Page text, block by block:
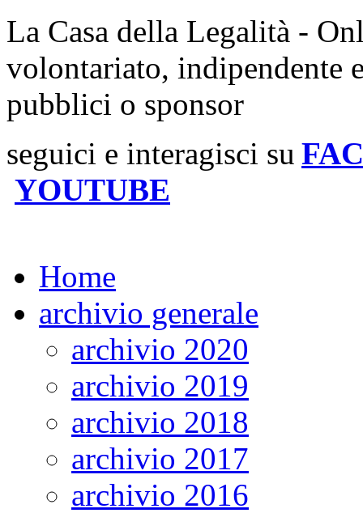
La Casa della Legalità -
volontariato, indipendente
pubblici o sponsor
seguici e interagisci su
YOUTUBE
Home
archivio generale
archivio 2020
archivio 2019
archivio 2018
archivio 2017
archivio 2016